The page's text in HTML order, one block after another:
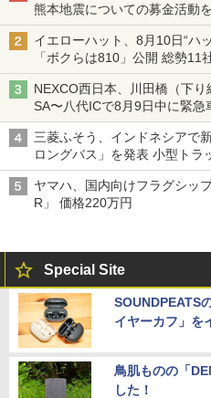
熊本地震についての募金活動
イエローハット、8月10日“ハ
「ボクらは810」公開 総勢11
NEXCO西日本、川田橋（下
SA〜八代ICで8月9日中に緊急
三菱ふそう、インドネシアで
ロングバス」を発表 小型トラ
バス
ヤマハ、国内向けフラグシッ
R」 価格220万円
Special Site
SOUNDPEATS
イヤーカフ」を
鳥肌ものの「
した！